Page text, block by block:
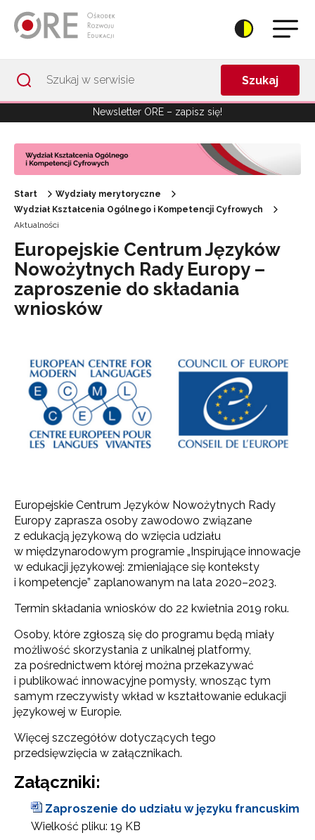
Szukaj
Newsletter ORE – zapisz się!
Start
Wydziały merytoryczne
Wydział Kształcenia Ogólnego i Kompetencji Cyfrowych
Aktualności
Europejskie Centrum Języków
Nowożytnych Rady Europy –
zaproszenie do składania
wniosków
Europejskie Centrum Języków Nowożytnych Rady
Europy zaprasza osoby zawodowo związane
z edukacją językową do wzięcia udziału
w międzynarodowym programie „Inspirujące innowacje
w edukacji językowej: zmieniające się konteksty
i kompetencje” zaplanowanym na lata 2020–2023.
Termin składania wniosków do 22 kwietnia 2019 roku.
Osoby, które zgłoszą się do programu będą miały
możliwość skorzystania z unikalnej platformy,
za pośrednictwem której można przekazywać
i publikować innowacyjne pomysły, wnosząc tym
samym rzeczywisty wkład w kształtowanie edukacji
językowej w Europie.
Więcej szczegółów dotyczących tego
przedsięwzięcia w załącznikach.
Załączniki:
Zaproszenie do udziału w języku francuskim
Wielkość pliku: 19 KB